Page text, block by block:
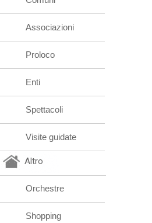
Associazioni
Proloco
Enti
Spettacoli
Visite guidate
Altro
Orchestre
Shopping